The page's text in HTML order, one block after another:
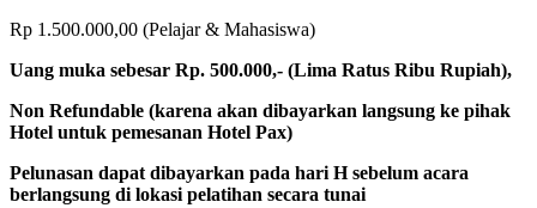
Rp 1.500.000,00 (Pelajar & Mahasiswa)
Uang muka sebesar Rp. 500.000,- (Lima Ratus Ribu Rupiah),
Non Refundable (karena akan dibayarkan langsung ke pihak
Hotel untuk pemesanan Hotel Pax)
Pelunasan dapat dibayarkan pada hari H sebelum acara
berlangsung di lokasi pelatihan secara tunai